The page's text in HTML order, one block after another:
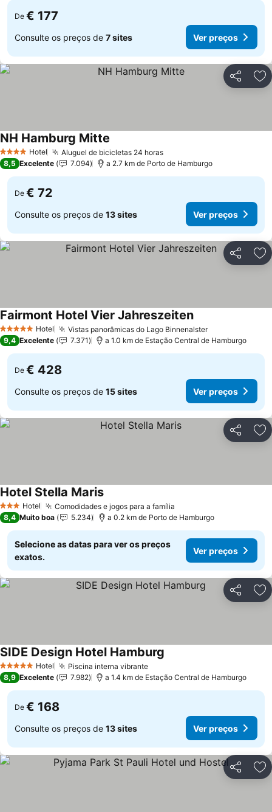
De € 177
Consulte os preços de 7 sites Ver preços
Partilhar
4 EstrelasHotel Aluguel de bicicletas 24 horasVer preços
NH Hamburg Mitte
8,5 Excelente 7.094 a 2.7 km de Porto de Hamburgo
De € 72
Consulte os preços de 13 sites Ver preços
Partilhar
5 Estrelas Hotel Vistas panorâmicas do Lago BinnenalsterVer preços
Fairmont Hotel Vier JahreszeitenVer preços
9,4 Excelente 7.371 a 1.0 km de Estação Central de Hamburgo
De € 428
Consulte os preços de 15 sites Ver preços
Partilhar
3 EstrelasHotel Comodidades e jogos para a família
Hotel Stella MarisVer preços
8,4 Muito boa 5.234 a 0.2 km de Porto de Hamburgo
Selecione as datas para ver os preços
exatos.
Ver preços
Partilhar
5 Estrelas Hotel Piscina interna vibranteVer preços
SIDE Design Hotel Hamburg
8,9 Excelente 7.982 a 1.4 km de Estação Central de Hamburgo
De € 168
Consulte os preços de 13 sites Ver preços
Partilhar